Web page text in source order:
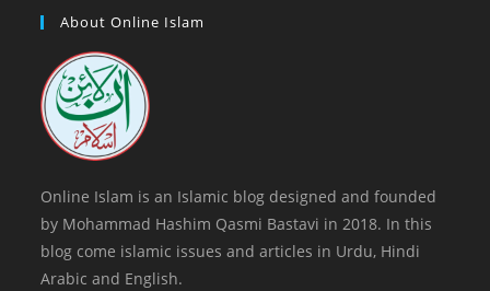
new a
tab
About Online Islam
Online Islam is an Islamic blog designed and founded
by Mohammad Hashim Qasmi Bastavi in 2018. In this
blog come islamic issues and articles in Urdu, Hindi
Arabic and English.